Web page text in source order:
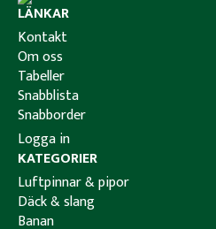
KATEGORIER
Luftpinnar & pipor
Däck & slang
Banan
LÄNKAR
Kontakt
Om oss
Tabeller
Snabblista
Snabborder
Logga in